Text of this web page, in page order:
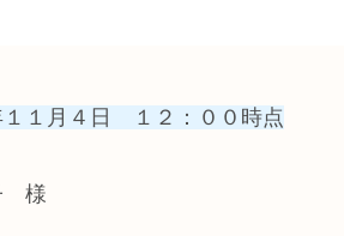
１１月４日 １２：００時点
様